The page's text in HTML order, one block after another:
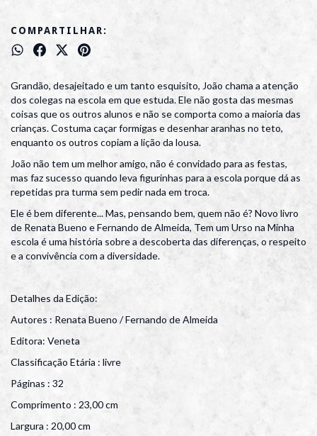
COMPARTILHAR:
Grandão, desajeitado e um tanto esquisito, João chama a atenção
dos colegas na escola em que estuda. Ele não gosta das mesmas
coisas que os outros alunos e não se comporta como a maioria das
crianças. Costuma caçar formigas e desenhar aranhas no teto,
enquanto os outros copiam a lição da lousa.
João não tem um melhor amigo, não é convidado para as festas,
mas faz sucesso quando leva figurinhas para a escola porque dá as
repetidas pra turma sem pedir nada em troca.
Ele é bem diferente... Mas, pensando bem, quem não é? Novo livro
de Renata Bueno e Fernando de Almeida, Tem um Urso na Minha
escola é uma história sobre a descoberta das diferenças, o respeito
e a convivência com a diversidade.
Detalhes da Edição:
Autores : Renata Bueno / Fernando de Almeida
Editora: Veneta
Classificação Etária : livre
Páginas : 32
Comprimento : 23,00 cm
Largura : 20,00 cm